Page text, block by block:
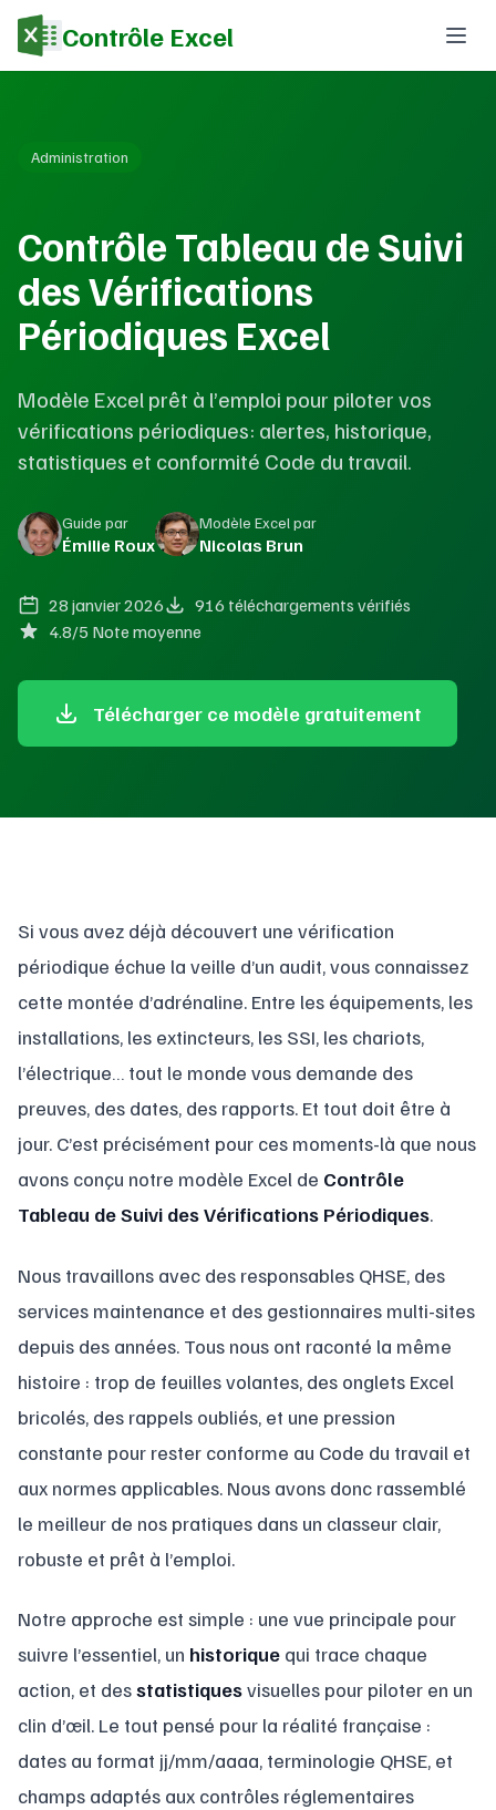
Contrôle Excel
Administration
Contrôle Tableau de Suivi
des Vérifications
Périodiques Excel
Modèle Excel prêt à l’emploi pour piloter vos
vérifications périodiques: alertes, historique,
statistiques et conformité Code du travail.
Guide par
Émilie Roux
Modèle Excel par
Nicolas Brun
28 janvier 2026
916 téléchargements vérifiés
4.8/5 Note moyenne
Télécharger ce modèle gratuitement
Si vous avez déjà découvert une vérification
périodique échue la veille d’un audit, vous connaissez
cette montée d’adrénaline. Entre les équipements, les
installations, les extincteurs, les SSI, les chariots,
l’électrique… tout le monde vous demande des
preuves, des dates, des rapports. Et tout doit être à
jour. C’est précisément pour ces moments-là que nous
avons conçu notre modèle Excel de Contrôle
Tableau de Suivi des Vérifications Périodiques.
Nous travaillons avec des responsables QHSE, des
services maintenance et des gestionnaires multi-sites
depuis des années. Tous nous ont raconté la même
histoire : trop de feuilles volantes, des onglets Excel
bricolés, des rappels oubliés, et une pression
constante pour rester conforme au Code du travail et
aux normes applicables. Nous avons donc rassemblé
le meilleur de nos pratiques dans un classeur clair,
robuste et prêt à l’emploi.
Notre approche est simple : une vue principale pour
suivre l’essentiel, un historique qui trace chaque
action, et desstatistiquesvisuelles pour piloter en un
clin d’œil. Le tout pensé pour la réalité française :
dates au format jj/mm/aaaa, terminologie QHSE, et
champs adaptés aux contrôles réglementaires